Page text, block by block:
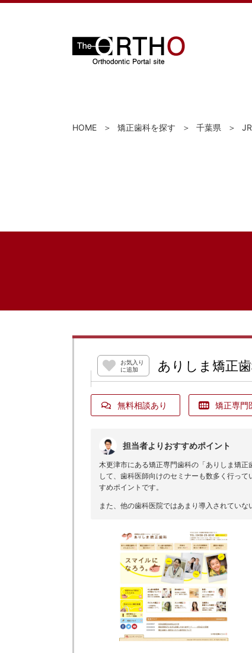
HOME 矯正歯科を探す 千葉県
お気入り
に追加
ありしま矯正
無料相談あり 矯正専門
担当者よりおすすめポイント
木更津市にある矯正専門歯科の「ありしま矯
して、歯科医師向けのセミナーも数多く行っ
すめポイントです。
また、他の歯科医院ではあまり導入されてい